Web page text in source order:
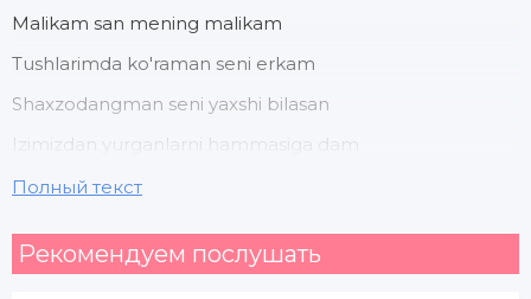
Malikam san mening malikam
Tushlarimda ko'raman seni erkam
Shaxzodangman seni yaxshi bilasan
Izimizdan yurganlarni hammasiga dam
Izlaringdan emishlar ovvora
Полный текст
Рекомендуем послушать